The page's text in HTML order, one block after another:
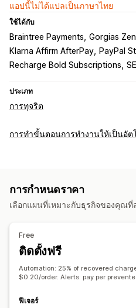
แอปนี้ไม่ได้แปลเป็นภาษาไทย
ใช้ได้กับ
Braintree Payments Gorgias
Klarna Affirm AfterPay
PayPal
Recharge Bold Subscriptions
ประเภท
การทุจริต
ประเภทการทุจริต
เครื่องมือป้องกัน
การตรวจสอบคำสั่งซื้อ
ระงับคำสั่งซื้
การตรวจจับด้วย AI
การแจ้งเตือนและการวิเคราะห์
การแจ้งเตือนที่มีความเสี่ยงสูง
การ
การแจ้งเตือนที่ก
การแจ้งเตือนการทุจริต
การทำขั้นตอนการทำงานให้เป็นอัต
สถานะการชำระเงิน
ซิงค์ข้อมูลอัตโนมัติ
การกำหนดราคา
เลือกแผนที่เหมาะกับธุรกิจของคุณที่
Free
ติดตั้งฟรี
Automation: 25% of recovered
$0.20/order. Alerts: pay per
ฟีเจอร์